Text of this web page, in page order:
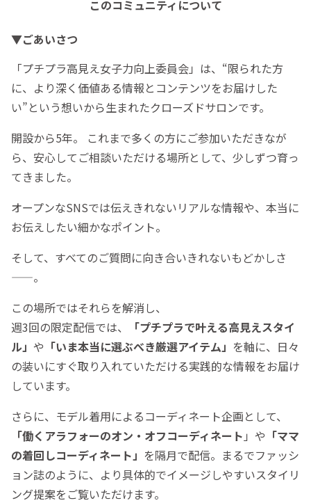
このコミュニティについて
▼ごあいさつ
「プチプラ高見え女子力向上委員会」は、“限られた方
に、より深く価値ある情報とコンテンツをお届けした
い”という想いから生まれたクローズドサロンです。
開設から5年。 これまで多くの方にご参加いただきなが
ら、安心してご相談いただける場所として、少しずつ育っ
てきました。
オープンなSNSでは伝えきれないリアルな情報や、本当に
お伝えしたい細かなポイント。
そして、すべてのご質問に向き合いきれないもどかしさ
——。
この場所ではそれらを解消し、
週3回の限定配信では、
「プチプラで叶える高見えスタイ
ル」 や 「いま本当に選ぶべき厳選アイテム」 を軸に、日々
の装いにすぐ取り入れていただける実践的な情報をお届け
しています。
さらに、モデル着用によるコーディネート企画として、
「働くアラフォーのオン・オフコーディネート 」や 「ママ
の着回しコーディネート」 を隔月で配信。まるでファッシ
ョン誌のように、より具体的でイメージしやすいスタイリ
ング提案をご覧いただけます。